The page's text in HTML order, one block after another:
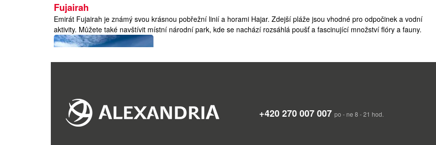
Fujairah
Emirát Fujairah je známý svou krásnou pobřežní linií a horami Hajar. Zdejší pláže jsou vhodné pro odpočinek a vodní
aktivity. Můžete také navštívit místní národní park, kde se nachází rozsáhlá poušť a fascinující množství flóry a fauny.
S.A. Emiráty
Poloha: +420 270 007 007 po - ne 8 - 21 hod.